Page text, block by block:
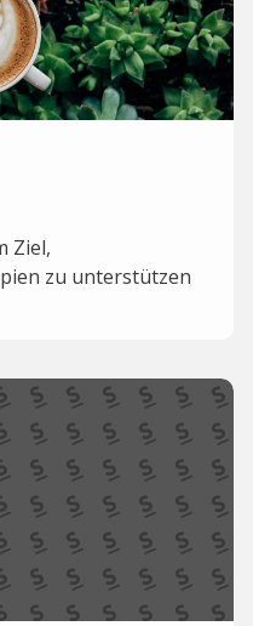
Ziel,
zu unterstützen